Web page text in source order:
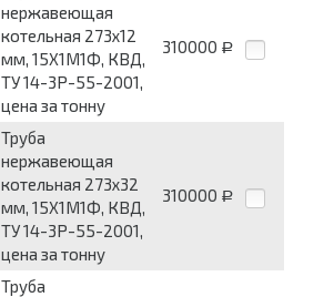
нержавеющая
котельная 273х12
мм, 15Х1М1Ф, КВД,
ТУ 14-3Р-55-2001,
цена за тонну
310000 Р
Труба
нержавеющая
котельная 273х32
мм, 15Х1М1Ф, КВД,
ТУ 14-3Р-55-2001,
цена за тонну
310000 Р
Труба